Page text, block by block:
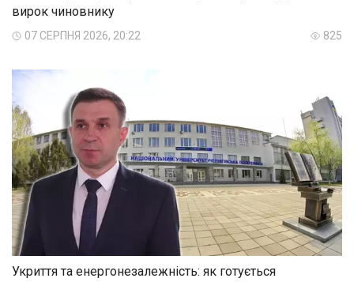
вирок чиновнику
07 СЕРПНЯ 2026, 20:22 825
Укриття та енергонезалежність: як готується